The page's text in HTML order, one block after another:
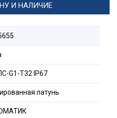
И НАЛИЧИЕ
G1-Т32 IP67
латунь